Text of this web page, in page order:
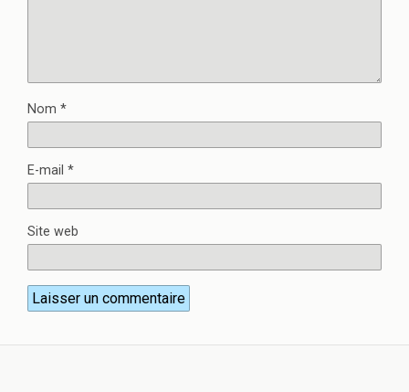
Nom *
E-mail *
Site web